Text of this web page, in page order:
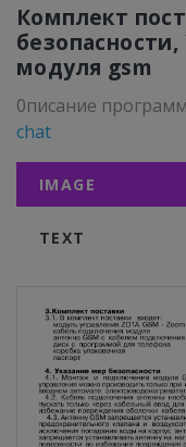
Комплект
модуля gsm
0писание
chat
IMAGE
TEXT